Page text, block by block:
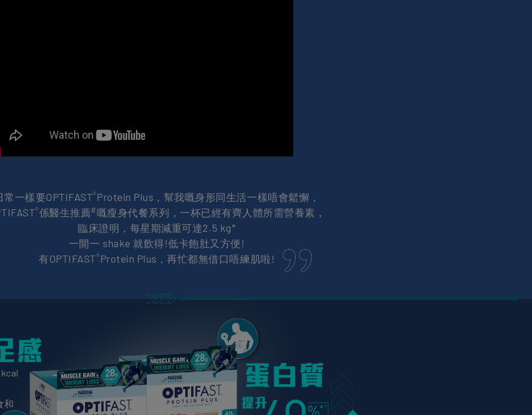
常一樣要OPTIFAST®Protein Plus，幫我嘅身形同生活一樣唔會鬆懈，
®係醫生推薦#嘅瘦身代餐系列，一杯已經有齊人體所需營養素，
臨床證明，每星期減重可達2.5 kg*
一開一 shake 就飲得!低卡飽肚又方便!
有OPTIFAST®Protein Plus，再忙都無借口唔練肌啦!
和